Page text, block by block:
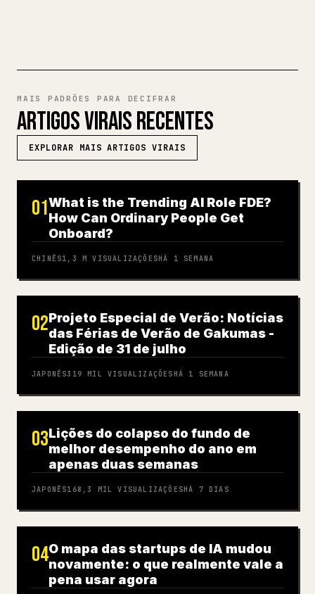
MAIS PADRÕES PARA DECIFRAR
ARTIGOS VIRAIS RECENTES
EXPLORAR MAIS ARTIGOS VIRAIS
01What is the Trending AI Role FDE?
How Can Ordinary People Get
Onboard?
CHINÊS1,3 M VISUALIZAÇÕESHÁ 1 SEMANA
02Projeto Especial de Verão: Notícias
das Férias de Verão de Gakumas -
Edição de 31 de julho
JAPONÊS319 MIL VISUALIZAÇÕESHÁ 1 SEMANA
03Lições do colapso do fundo de
melhor desempenho do ano em
apenas duas semanas
JAPONÊS168,3 MIL VISUALIZAÇÕESHÁ 7 DIAS
04O mapa das startups de IA mudou
novamente: o que realmente vale a
pena usar agora